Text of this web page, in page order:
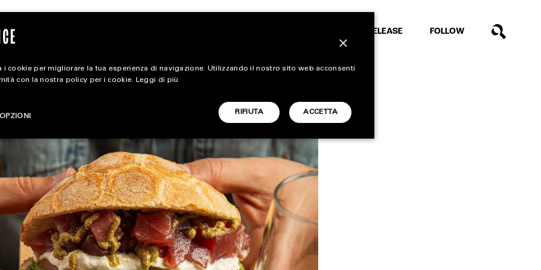
CARICA ALTRI
RELEASE FOLLOW
ALL EXTRA
ART & DESIGN
CINEMA
×
i cookie per migliorare la tua esperienza di navigazione. Utilizzando il nostro sito web acconsenti
con la nostra policy per i cookie. Leggi di più
ACCETTA
RIFIUTA